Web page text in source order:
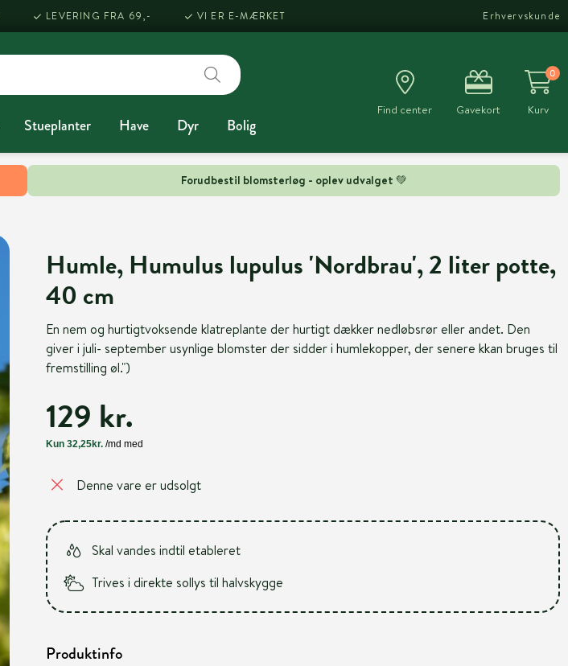
Forudbestil blomsterløg - oplev udvalget 💚
LEVERING FRA 69,- VI ER E-MÆRKET Erhvervskunde
Stueplanter Have Dyr Bolig
Find center Gavekort
0
Kurv
Humle, Humulus lupulus 'Nordbrau', 2 liter potte,
40 cm
En nem og hurtigtvoksende klatreplante der hurtigt dækker nedløbsrør eller andet. Den
giver i juli- september usynlige blomster der sidder i humlekopper, der senere kkan bruges til
fremstilling øl.")
129 kr.
Denne vare er udsolgt
Skal vandes indtil etableret
Trives i direkte sollys til halvskygge
Produktinfo